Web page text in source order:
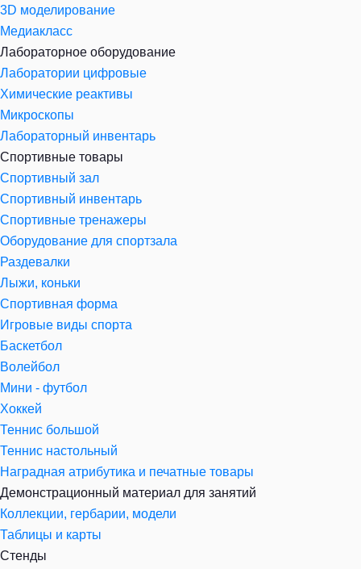
3D моделирование
Медиакласс
Лабораторное оборудование
Лаборатории цифровые
Химические реактивы
Микроскопы
Лабораторный инвентарь
Спортивные товары
Спортивный зал
Спортивный инвентарь
Спортивные тренажеры
Оборудование для спортзала
Раздевалки
Лыжи, коньки
Спортивная форма
Игровые виды спорта
Баскетбол
Волейбол
Мини - футбол
Хоккей
Теннис большой
Теннис настольный
Наградная атрибутика и печатные товары
Демонстрационный материал для занятий
Коллекции, гербарии, модели
Таблицы и карты
Стенды